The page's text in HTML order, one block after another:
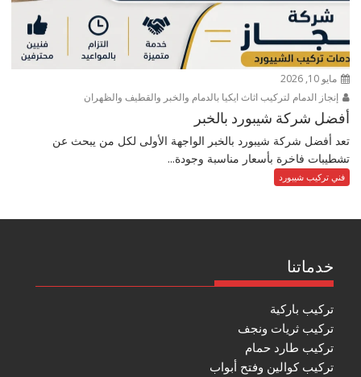
مايو 10, 2026
إنجاز الدمام لتركيب اثاث ايكيا بالدمام والخبر والقطيف والظهران
أفضل شركة شيبورد بالخبر
تعد أفضل شركة شيبورد بالخبر الواجهة الأولى لكل من يبحث عن
تشطيبات فاخرة بأسعار مناسبة وجودة...
فني تركيب شيبورد
خدماتنا
تركيب باركية
تركيب ثريات ونجف
تركيب طارد حمام
تركيب كوالين وفتح أبواب